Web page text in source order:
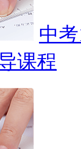
中
课程